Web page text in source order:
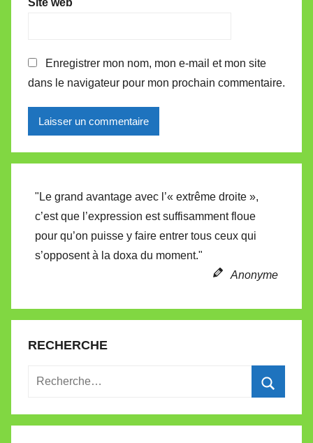
Enregistrer mon nom, mon e-mail et mon site
dans le navigateur pour mon prochain commentaire.
"Le grand avantage avec l’« extrême droite »,
c’est que l’expression est suffisamment floue
pour qu’on puisse y faire entrer tous ceux qui
s’opposent à la doxa du moment."
Anonyme
RECHERCHE
Recherche
: